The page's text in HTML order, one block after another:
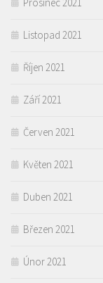
Listopad 2021
Říjen 2021
Září 2021
Červen 2021
Květen 2021
Duben 2021
Březen 2021
Únor 2021